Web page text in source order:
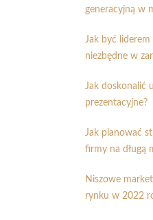
generacyjną w
Jak być
niezbędne w
Jak doskonalić
prezentacyjne?
Jak planować
firmy na długą
Niszowe
rynku w 2022